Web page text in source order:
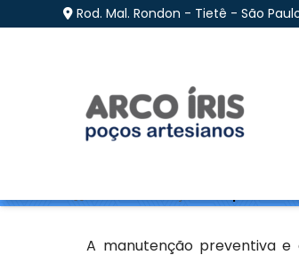
Rod. Mal. Rondon - Tietê - São
Empresa de
A manutenção preventiva e